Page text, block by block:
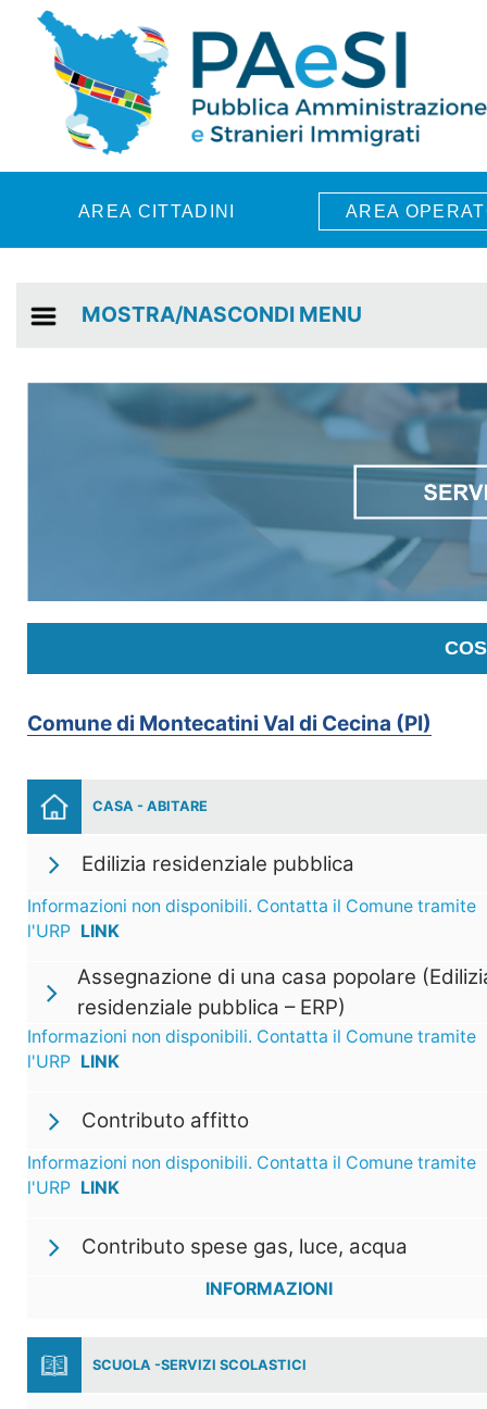
Skip to main content
AREA CITTADINI AREA
MOSTRA/NASCONDI MENU
Comune di Montecatini Val di Cecina (PI)
CASA - ABITARE
Edilizia residenziale pubblica
Informazioni non disponibili. Contatta il Comune tramite
l'URP LINK
Assegnazione di una casa popolare
residenziale pubblica – ERP)
Informazioni non disponibili. Contatta il Comune tramite
l'URP LINK
Contributo affitto
Informazioni non disponibili. Contatta il Comune tramite
l'URP LINK
Contributo spese gas, luce, acqua
INFORMAZIONI
SCUOLA -SERVIZI SCOLASTICI